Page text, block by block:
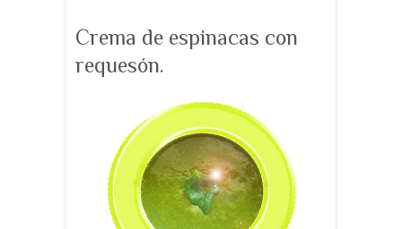
Crema de espinacas con
requesón.